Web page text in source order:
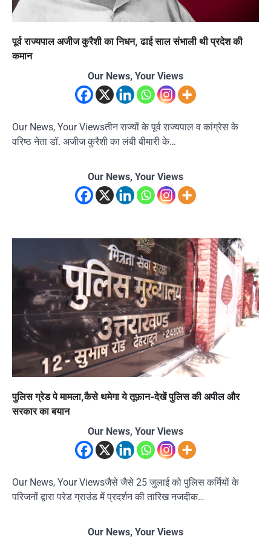
पूर्व राज्यपाल अजीज कुरैशी का निधन, ढाई साल संभाली थी प्रदेश की
कमान
Our News, Your Views
Our News, Your Viewsतीन राज्यों के पूर्व राज्यपाल व कांग्रेस के
वरिष्ठ नेता डॉ. अजीज कुरैशी का लंबी बीमारी के…
Our News, Your Views
पुलिस ग्रेड पे मामला,कैसे थमेगा ये तूफ़ान-देखें पुलिस की अपील और
सरकार का बयान
Our News, Your Views
Our News, Your Viewsजैसे जैसे 25 जुलाई को पुलिस कर्मियों के
परिजनों द्वारा परेड ग्राउंड में प्रदर्शन की तारिख नजदीक…
Our News, Your Views